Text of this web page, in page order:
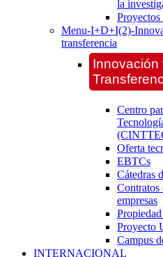
la
Menu-I+D+I(2)-
transferencia
Innovación
Centro
Oferta
EBTCs
Cátedras
empresas
Proyecto
Campus
INTERNACIONAL